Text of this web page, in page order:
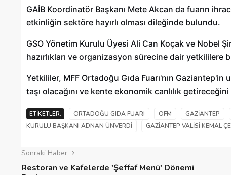
GAİB Koordinatör Başkanı Mete Akcan da fuarın
etkinliğin sektöre hayırlı olması dileğinde bulundu.
GSO Yönetim Kurulu Üyesi Ali Can Koçak ve Nobel
hazırlıkları ve organizasyon sürecine dair yetkililere
Yetkililer, MFF Ortadoğu Gıda Fuarı'nın
taşı olacağını ve kente ekonomik canlılık
ETIKETLER: ORTADOĞU GIDA FUARI OFM GAZIANTEP
KURULU BAŞKANI ADNAN ÜNVERDI
GAZIANTEP VALISI KEMAL
Sonraki Haber
Restoran ve Kafelerde 'Şeffaf Menü' Dönemi